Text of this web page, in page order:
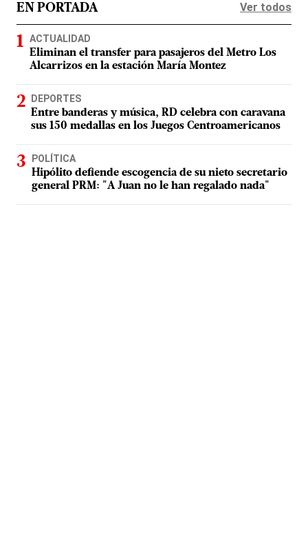
EN PORTADA Ver todos
ACTUALIDAD
Eliminan el transfer para pasajeros del Metro Los
Alcarrizos en la estación María Montez
DEPORTES
Entre banderas y música, RD celebra con caravana
sus 150 medallas en los Juegos Centroamericanos
POLÍTICA
Hipólito defiende escogencia de su nieto secretario
general PRM: "A Juan no le han regalado nada"